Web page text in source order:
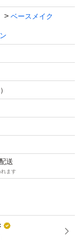
ベースメイク
送
れます